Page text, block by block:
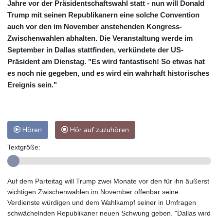
Jahre vor der Präsidentschaftswahl statt - nun will Donald
Trump mit seinen Republikanern eine solche Convention
auch vor den im November anstehenden Kongress-
Zwischenwahlen abhalten. Die Veranstaltung werde im
September in Dallas stattfinden, verkündete der US-
Präsident am Dienstag. "Es wird fantastisch! So etwas hat
es noch nie gegeben, und es wird ein wahrhaft historisches
Ereignis sein."
Hören Hör auf zuzuhören
Textgröße:
Auf dem Parteitag will Trump zwei Monate vor den für ihn äußerst
wichtigen Zwischenwahlen im November offenbar seine
Verdienste würdigen und dem Wahlkampf seiner in Umfragen
schwächelnden Republikaner neuen Schwung geben. "Dallas wird